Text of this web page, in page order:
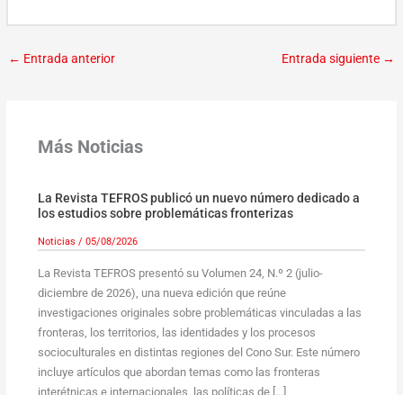
← Entrada anterior Entrada siguiente →
Más Noticias
La Revista TEFROS publicó un nuevo número dedicado a
los estudios sobre problemáticas fronterizas
Noticias / 05/08/2026
La Revista TEFROS presentó su Volumen 24, N.º 2 (julio-
diciembre de 2026), una nueva edición que reúne
investigaciones originales sobre problemáticas vinculadas a las
fronteras, los territorios, las identidades y los procesos
socioculturales en distintas regiones del Cono Sur. Este número
incluye artículos que abordan temas como las fronteras
interétnicas e internacionales, las políticas de […]